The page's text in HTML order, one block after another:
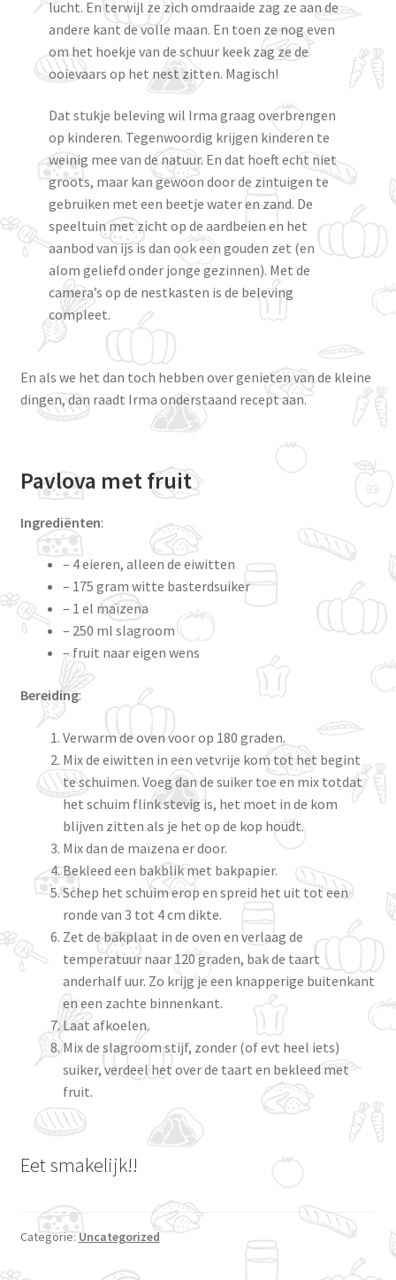
lucht. En terwijl ze zich omdraaide zag ze aan de
andere kant de volle maan. En toen ze nog even
om het hoekje van de schuur keek zag ze de
ooievaars op het nest zitten. Magisch!
Dat stukje beleving wil Irma graag overbrengen
op kinderen. Tegenwoordig krijgen kinderen te
weinig mee van de natuur. En dat hoeft echt niet
groots, maar kan gewoon door de zintuigen te
gebruiken met een beetje water en zand. De
speeltuin met zicht op de aardbeien en het
aanbod van ijs is dan ook een gouden zet (en
alom geliefd onder jonge gezinnen). Met de
camera’s op de nestkasten is de beleving
compleet.
En als we het dan toch hebben over genieten van de kleine
dingen, dan raadt Irma onderstaand recept aan.
Pavlova met fruit
Ingrediënten:
– 4 eieren, alleen de eiwitten
– 175 gram witte basterdsuiker
– 1 el maïzena
– 250 ml slagroom
– fruit naar eigen wens
Bereiding:
Verwarm de oven voor op 180 graden.
Mix de eiwitten in een vetvrije kom tot het begint
te schuimen. Voeg dan de suiker toe en mix totdat
het schuim flink stevig is, het moet in de kom
blijven zitten als je het op de kop houdt.
Mix dan de maïzena er door.
Bekleed een bakblik met bakpapier.
Schep het schuim erop en spreid het uit tot een
ronde van 3 tot 4 cm dikte.
Zet de bakplaat in de oven en verlaag de
temperatuur naar 120 graden, bak de taart
anderhalf uur. Zo krijg je een knapperige buitenkant
en een zachte binnenkant.
Laat afkoelen.
Mix de slagroom stijf, zonder (of evt heel iets)
suiker, verdeel het over de taart en bekleed met
fruit.
Eet smakelijk!!
Categorie:Uncategorized